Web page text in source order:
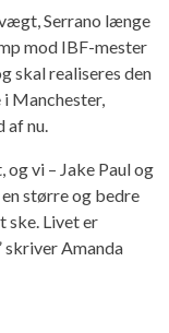
Serrano længe
mod IBF-mester
skal realiseres den
Manchester,
af nu.
vi – Jake Paul og
større og bedre
ske. Livet er
skriver Amanda